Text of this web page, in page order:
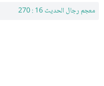
معجم رجال الحديث 16 : 270